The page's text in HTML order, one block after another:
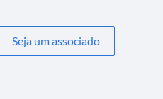
Seja um associado